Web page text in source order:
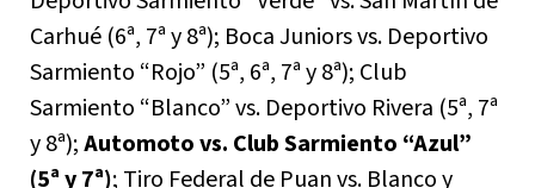
Carhué (6ª, 7ª y 8ª); Boca Juniors vs. Deportivo
Sarmiento “Rojo” (5ª, 6ª, 7ª y 8ª); Club
Sarmiento “Blanco” vs. Deportivo Rivera (5ª, 7ª
y 8ª);Automoto vs. Club Sarmiento “Azul”
(5ª y 7ª); Tiro Federal de Puan vs. Blanco y